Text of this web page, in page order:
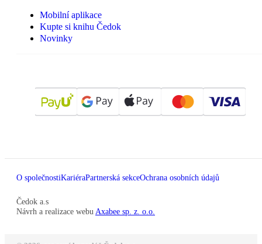
Mobilní aplikace
Kupte si knihu Čedok
Novinky
O společnostiKariéraPartnerská sekceOchrana osobních údajů
Čedok a.s
Návrh a realizace webu Axabee sp. z. o.o.